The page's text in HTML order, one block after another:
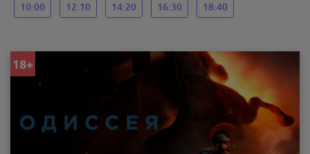
10:00 12:10 14:20 16:30 18:40
18+